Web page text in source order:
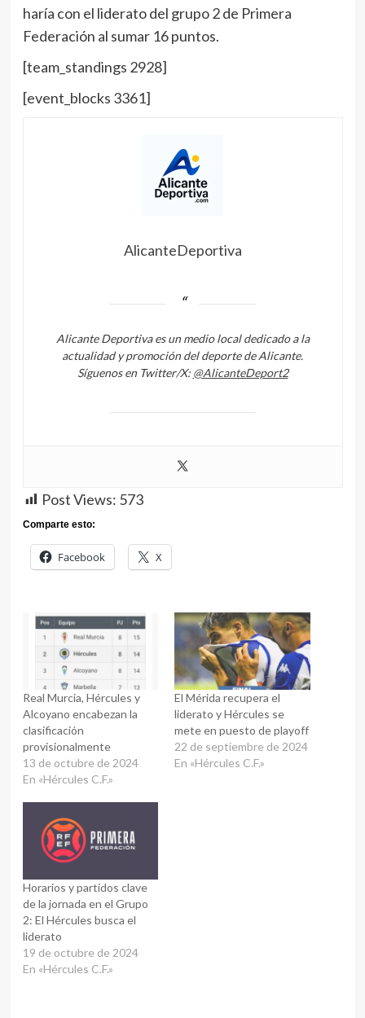
haría con el liderato del grupo 2 de Primera
Federación al sumar 16 puntos.
[team_standings 2928]
[event_blocks 3361]
AlicanteDeportiva
Alicante Deportiva es un medio local dedicado a la
actualidad y promoción del deporte de Alicante.
Síguenos en Twitter/X: @AlicanteDeport2
Post Views: 573
Comparte esto:
Facebook X
Real Murcia, Hércules y
Alcoyano encabezan la
clasificación
provisionalmente
13 de octubre de 2024
En «Hércules C.F.»
El Mérida recupera el
liderato y Hércules se
mete en puesto de playoff
22 de septiembre de 2024
En «Hércules C.F.»
Horarios y partidos clave
de la jornada en el Grupo
2: El Hércules busca el
liderato
19 de octubre de 2024
En «Hércules C.F.»